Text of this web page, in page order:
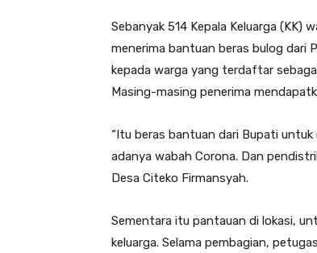
Sebanyak 514 Kepala Keluarga (KK)
menerima bantuan beras bulog dari
kepada warga yang terdaftar
Masing-masing penerima
“Itu beras bantuan dari Bupati
adanya wabah Corona. Dan
Desa Citeko Firmansyah.
Sementara itu pantauan di lokasi,
keluarga. Selama pembagian,